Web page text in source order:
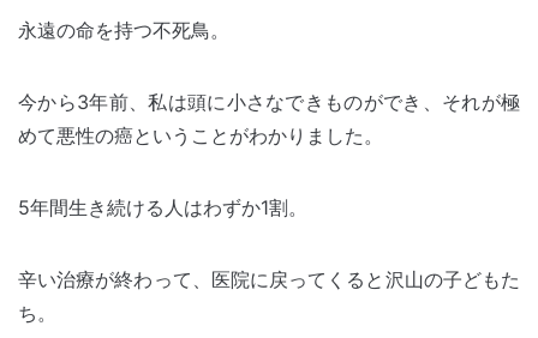
永遠の命を持つ不死鳥。
今から3年前、私は頭に小さなできものができ、それが極
めて悪性の癌ということがわかりました。
5年間生き続ける人はわずか1割。
辛い治療が終わって、医院に戻ってくると沢山の子どもた
ち。